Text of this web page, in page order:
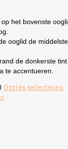
het bovenste
ooglid de
de donkerste
te accentueren.
Opties selecteren